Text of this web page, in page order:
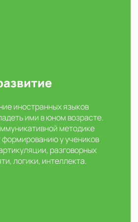
иностранных языков
ими в юном возрасте.
методике
формированию у учеников
разговорных
логики, интеллекта.